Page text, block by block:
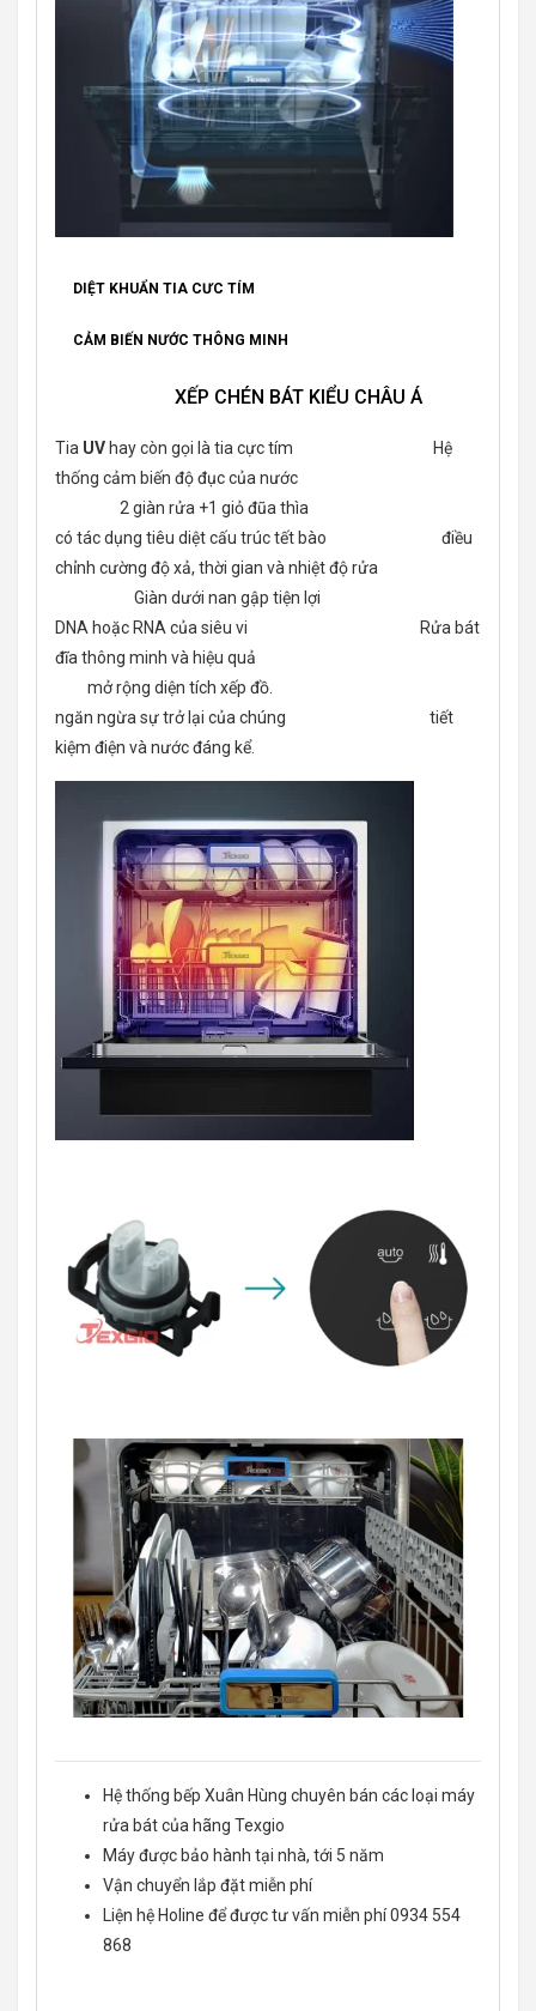
DIỆT KHUẨN TIA CƯC TÍM
CẢM BIẾN NƯỚC THÔNG MINH
XẾP CHÉN BÁT KIỂU CHÂU Á
Tia UV hay còn gọi là tia cực tím Hệ
thống cảm biến độ đục của nước
2 giàn rửa +1 giỏ đũa thìa
có tác dụng tiêu diệt cấu trúc tết bào điều
chỉnh cường độ xả, thời gian và nhiệt độ rửa
Giàn dưới nan gập tiện lợi
DNA hoặc RNA của siêu vi Rửa bát
đĩa thông minh và hiệu quả
mở rộng diện tích xếp đồ.
ngăn ngừa sự trở lại của chúng tiết
kiệm điện và nước đáng kể.
Hệ thống bếp Xuân Hùng chuyên bán các loại máy
rửa bát của hãng Texgio
Máy được bảo hành tại nhà, tới 5 năm
Vận chuyển lắp đặt miễn phí
Liện hệ Holine để được tư vấn miễn phí 0934 554
868